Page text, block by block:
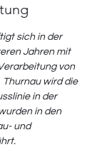
sich in der
Jahren mit
von
Thurnau wird die
in der
in den
und